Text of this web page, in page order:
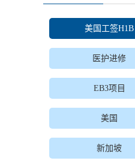
美国工签H1B
医护进修
EB3项目
美国
新加坡